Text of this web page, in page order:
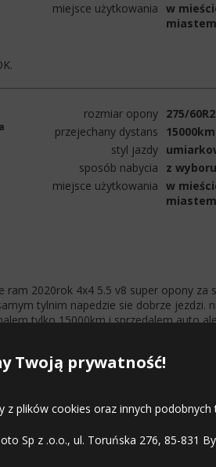
Twoją prywatność!
z plików cookies oraz innych
Sp z .o.o., ul. Toruńska 276, 85-831
miejsce użytkowania w
miastem
rozmiar opony 275/
przejechany dystans
15000km
styl jazdy
sposób nabycia
z wyboru
miejsce użytkowania w
miastem
ram 2020rok 4x4 5.5 v8 super opony za
tylnim napedzie sie dobrze
tylko 15000km i sprzedalem auto
ja polecam